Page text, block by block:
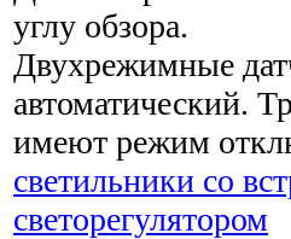
углу обзора.
Двухрежимные
автоматический.
имеют режим
светильники со
светорегулятором